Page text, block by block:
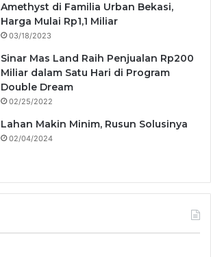
Amethyst di Familia Urban Bekasi,
Harga Mulai Rp1,1 Miliar
03/18/2023
Sinar Mas Land Raih Penjualan Rp200
Miliar dalam Satu Hari di Program
Double Dream
02/25/2022
Lahan Makin Minim, Rusun Solusinya
02/04/2024